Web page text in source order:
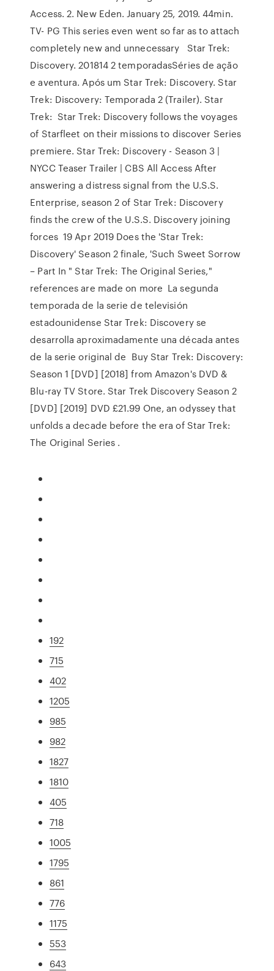
Access. 2. New Eden. January 25, 2019. 44min.
TV- PG This series even went so far as to attach
completely new and unnecessary Star Trek:
Discovery. 201814 2 temporadasSéries de ação
e aventura. Após um Star Trek: Discovery. Star
Trek: Discovery: Temporada 2 (Trailer). Star
Trek: Star Trek: Discovery follows the voyages
of Starfleet on their missions to discover Series
premiere. Star Trek: Discovery - Season 3 |
NYCC Teaser Trailer | CBS All Access After
answering a distress signal from the U.S.S.
Enterprise, season 2 of Star Trek: Discovery
finds the crew of the U.S.S. Discovery joining
forces 19 Apr 2019 Does the 'Star Trek:
Discovery' Season 2 finale, 'Such Sweet Sorrow
– Part In " Star Trek: The Original Series,"
references are made on more La segunda
temporada de la serie de televisión
estadounidense Star Trek: Discovery se
desarrolla aproximadamente una década antes
de la serie original de Buy Star Trek: Discovery:
Season 1 [DVD] [2018] from Amazon's DVD &
Blu-ray TV Store. Star Trek Discovery Season 2
[DVD] [2019] DVD £21.99 One, an odyssey that
unfolds a decade before the era of Star Trek:
The Original Series .
192
715
402
1205
985
982
1827
1810
405
718
1005
1795
861
776
1175
553
643